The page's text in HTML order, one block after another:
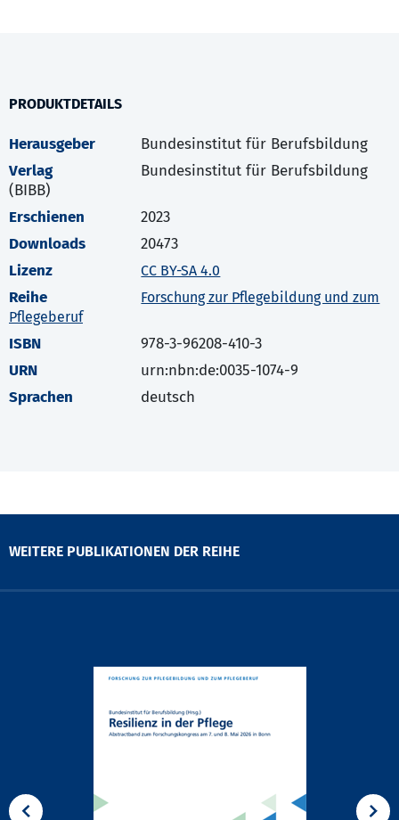
PRODUKTDETAILS
Herausgeber
Bundesinstitut für Berufsbildung
Verlag
Bundesinstitut für Berufsbildung
(BIBB)
Erschienen
2023
Downloads
20473
Lizenz
CC BY-SA 4.0
Reihe
Forschung zur Pflegebildung und zum
Pflegeberuf
ISBN
978-3-96208-410-3
URN
urn:nbn:de:0035-1074-9
Sprachen
deutsch
WEITERE PUBLIKATIONEN DER REIHE